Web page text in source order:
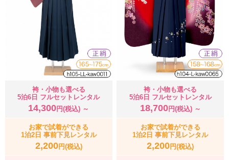
袴・小物も選べる
5泊6日 フルセットレンタル
14,300 円(税込) ～
お家で試着ができる
1泊2日 事前下見レンタル
2,200円(税込)
袴・小物も選べる
5泊6日 フルセットレンタル
18,700円(税込) ～
お家で試着ができる
1泊2日 事前下見レンタル
2,200円(税込)